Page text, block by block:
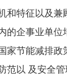
和特征以及
的企事业单位
节能减排政策
范以 及安全